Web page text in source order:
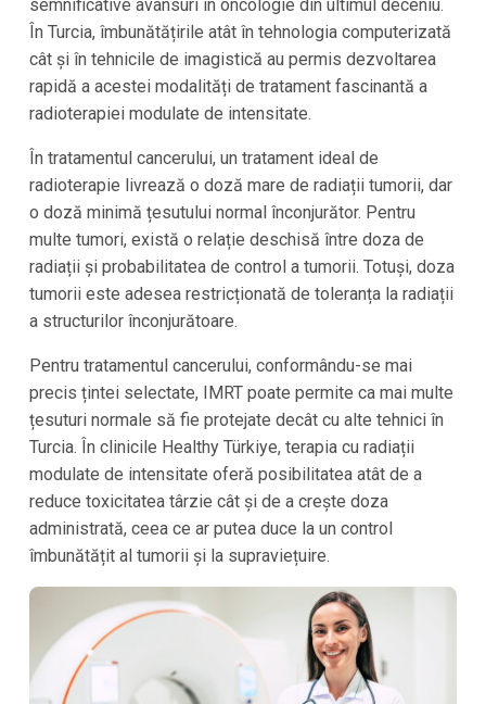
semnificative avansuri în oncologie din ultimul deceniu.
În Turcia, îmbunătățirile atât în tehnologia computerizată
cât și în tehnicile de imagistică au permis dezvoltarea
rapidă a acestei modalități de tratament fascinantă a
radioterapiei modulate de intensitate.
În tratamentul cancerului, un tratament ideal de
radioterapie livrează o doză mare de radiații tumorii, dar
o doză minimă țesutului normal înconjurător. Pentru
multe tumori, există o relație deschisă între doza de
radiații și probabilitatea de control a tumorii. Totuși, doza
tumorii este adesea restricționată de toleranța la radiații
a structurilor înconjurătoare.
Pentru tratamentul cancerului, conformându-se mai
precis țintei selectate, IMRT poate permite ca mai multe
țesuturi normale să fie protejate decât cu alte tehnici în
Turcia. În clinicile Healthy Türkiye, terapia cu radiații
modulate de intensitate oferă posibilitatea atât de a
reduce toxicitatea târzie cât și de a crește doza
administrată, ceea ce ar putea duce la un control
îmbunătățit al tumorii și la supraviețuire.